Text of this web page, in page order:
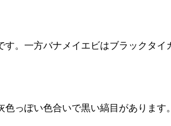
。一方バナメイエビはブラックタ
っぽい色合いで黒い縞目があります